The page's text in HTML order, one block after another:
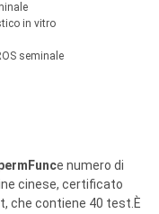
in vitro
seminale
e numero di
cinese, certificato
che contiene 40 test.È